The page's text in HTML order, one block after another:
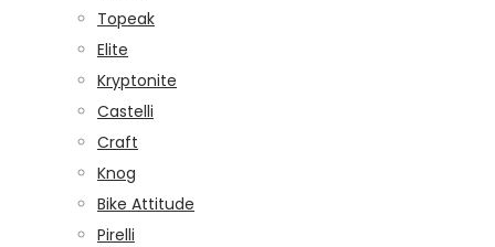
Topeak
Elite
Kryptonite
Castelli
Craft
Knog
Bike Attitude
Pirelli